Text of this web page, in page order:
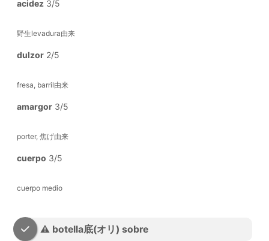
acidez 3/5
野生levadura由来
dulzor 2/5
fresa, barril由来
amargor 3/5
porter, 焦げ由来
cuerpo 3/5
cuerpo medio
⚠️ botella底(オリ) sobre